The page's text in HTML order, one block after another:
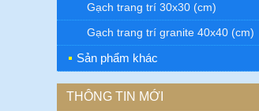
Gạch trang trí 30x30 (cm)
Gạch trang trí granite 40x40 (cm)
Sản phẩm khác
THÔNG TIN MỚI
ĐẠI HỘI ĐỒNG CỔ ĐÔNG THƯỜNG
NIÊN CÔNG TY GẠCH MEN THANH
THANH NĂM 2023
♦ ĐẠI HỘI CÔNG ĐOÀN CƠ SỞ CÔNG
TY GẠCH MEN THANH THANH LẦN